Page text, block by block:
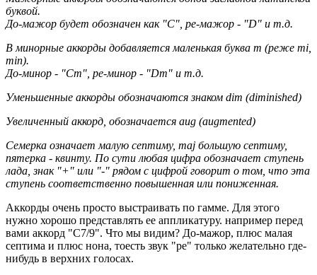
буквой.
До-мажор будет обозначен как "C", ре-мажор - "D" и т.д.
В минорные аккорды добавляется маленькая буква m (реже mi,
min).
До-минор - "Cm", ре-минор - "Dm" и т.д.
Уменьшенные аккорды обозначаются знаком dim (diminished)
Увеличенный аккорд, обозначается aug (augmented)
Семерка означает малую септиму, maj большую септиму,
пятерка - квинту. По сути любая цифра обозначает ступень
лада, знак "+" или "-" рядом с цифрой говорит о том, что эта
ступень соответственно повышенная или пониженная.
Аккорды очень просто выстраивать по гамме. Для этого
нужно хорошо представлять ее аппликатуру. например перед
вами аккорд "C7/9". Что мы видим? До-мажор, плюс малая
септима и плюс нона, тоесть звук "ре" только желательно где-
нибудь в верхних голосах.